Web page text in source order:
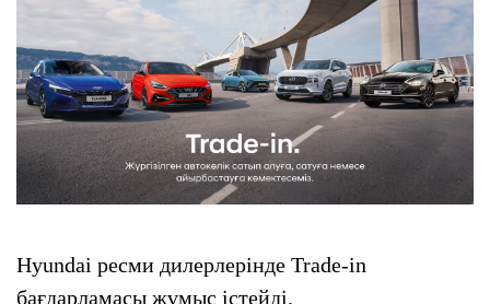
Hyundai ресми дилерлерінде Trade-in
бағдарламасы жұмыс істейді.